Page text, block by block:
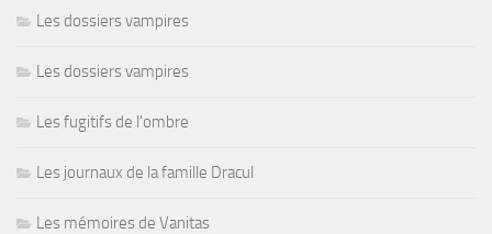
Les dossiers vampires
Les dossiers vampires
Les fugitifs de l'ombre
Les journaux de la famille Dracul
Les mémoires de Vanitas